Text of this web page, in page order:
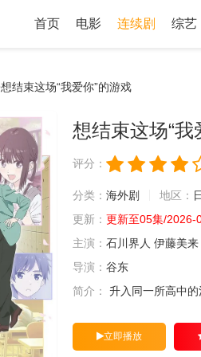
首页 电影 连续剧 综艺
想结束这场“我爱你”的游戏
想结束这场“我
评分：
分类： 海外剧 地区：
更新： 更新至05集/2026-
主演： 石川界人 伊藤美来
导演： 谷东
简介：
升入同一所高中的
立即播放